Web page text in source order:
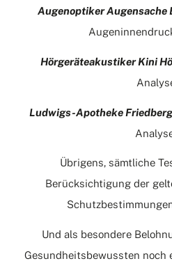
Augenoptiker
Hörgeräteakustiker Kini
Ludwigs-Apotheke Friedberg
Übrigens, sämtliche
Berücksichtigung der
Und als besondere
Gesundheitsbewussten noch